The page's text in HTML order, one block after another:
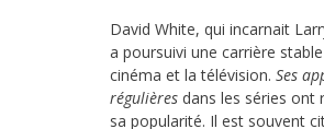
David White, qui incarnait
a poursuivi une carrière
cinéma et la télévision. Ses
régulières dans les séries ont
sa popularité. Il est souvent